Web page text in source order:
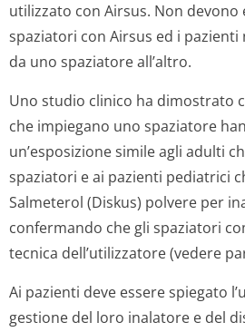
utilizzato con Airsus. Non
spaziatori con Airsus ed i
da uno spaziatore all’altro.
Uno studio clinico ha dimostrato
che impiegano uno spaziatore
un’esposizione simile agli adulti
spaziatori e ai pazienti pediatrici
Salmeterol (Diskus) polvere per
confermando che gli spaziatori
tecnica dell’utilizzatore (vedere
Ai pazienti deve essere spiegato
gestione del loro inalatore e del